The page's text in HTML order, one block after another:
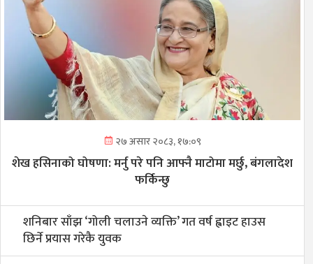
२७ असार २०८३, १७:०९
शेख हसिनाको घोषणा: मर्नु परे पनि आफ्नै माटोमा मर्छु, बंगलादेश
फर्किन्छु
शनिबार साँझ ‘गोली चलाउने व्यक्ति’ गत वर्ष ह्वाइट हाउस
छिर्ने प्रयास गरेकै युवक